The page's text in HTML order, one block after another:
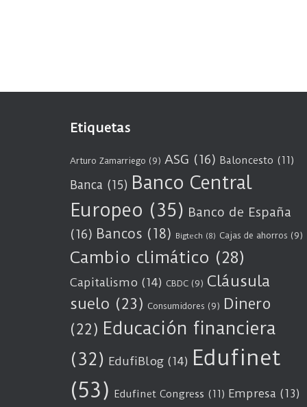
Etiquetas
Arturo Zamarriego (9) ASG (16) Baloncesto (11)
Banca (15) Banco Central
Europeo (35) Banco de España
(16) Bancos (18) Bigtech (8) Cajas de ahorros (9)
Cambio climático (28)
Capitalismo (14) CBDC (9) Cláusula
suelo (23) Consumidores (9) Dinero
(22) Educación financiera
(32) EdufiBlog (14) Edufinet
(53) Edufinet Congress (11) Empresa (13)